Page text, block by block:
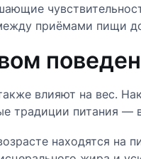
приёмами пищи
влияют на вес.
традиции питания —
находятся на